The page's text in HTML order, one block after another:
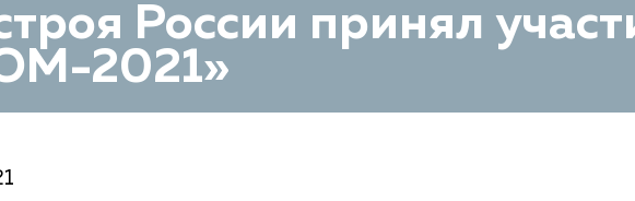
России принял
2021»